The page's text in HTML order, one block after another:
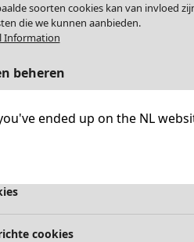
ended up on the NL
soorten cookies kan van invloed
die we kunnen aanbieden.
Information
beheren
cookies
cookies